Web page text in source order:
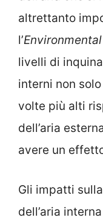
altrettanto
l’
livelli di
interni non
volte più alti
dell’aria
avere un
Gli impatti sulla
dell’aria